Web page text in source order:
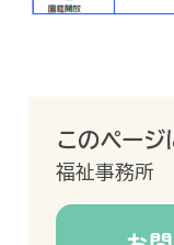
このページ
福祉事務所